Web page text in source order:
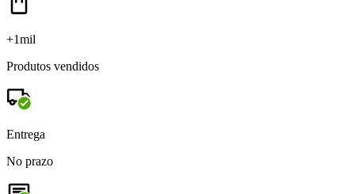
+1mil
Produtos vendidos
Entrega
No prazo